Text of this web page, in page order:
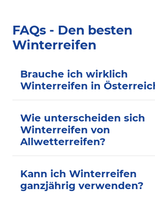
FAQs - Den besten
Winterreifen
Brauche ich wirklich
Winterreifen in
Wie unterscheiden sich
Winterreifen von
Allwetterreifen?
Kann ich Winterreifen
ganzjährig verwenden?